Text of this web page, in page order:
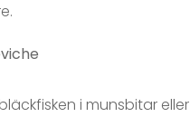
i munsbitar